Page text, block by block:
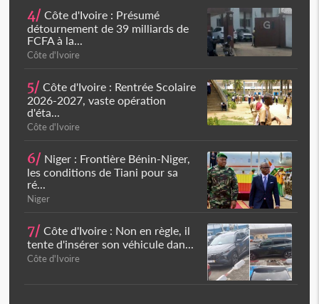
4/ Côte d'Ivoire : Présumé
détournement de 39 milliards de
FCFA à la...
Côte d'Ivoire
5/ Côte d'Ivoire : Rentrée Scolaire
2026-2027, vaste opération
d'éta...
Côte d'Ivoire
6/ Niger : Frontière Bénin-Niger,
les conditions de Tiani pour sa
ré...
Niger
7/ Côte d'Ivoire : Non en règle, il
tente d'insérer son véhicule dan...
Côte d'Ivoire